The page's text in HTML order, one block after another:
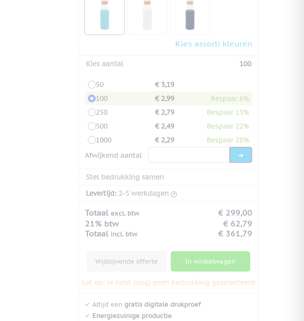
Kies assorti kleuren
Kies aantal 100
50
€ 3,19
100
€ 2,99
Bespaar 6%
250
€ 2,79
Bespaar 13%
500
€ 2,49
Bespaar 22%
1000
€ 2,29
Bespaar 28%
Afwijkend aantal
Stel bedrukking samen
Levertijd: 2-5 werkdagen
Totaal excl. btw
€ 299,00
21% btw
€ 62,79
Totaal incl. btw € 361,79
Vrijblijvende offerte In winkelwagen
Let op: Je hebt (nog) geen bedrukking geselecteerd
✔ Altijd een gratis digitale drukproef
✔ Energiezuinige productie